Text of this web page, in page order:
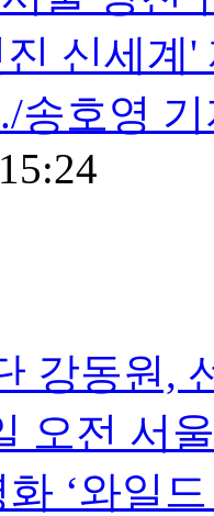
신세계
송호영
강동원,
오전 서
‘와일